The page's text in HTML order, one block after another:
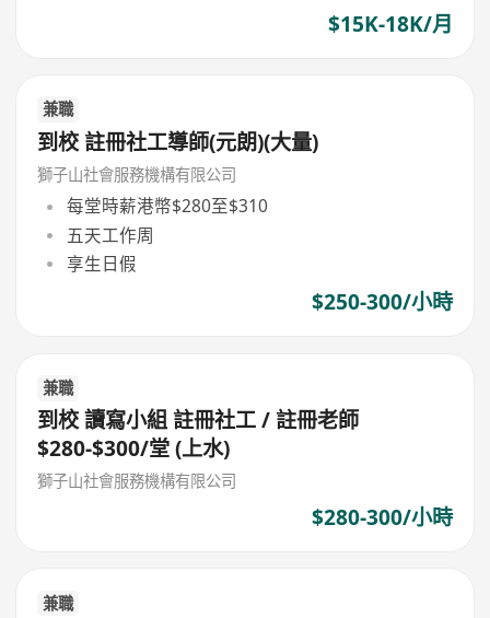
$15K-18K/月
兼職
到校 註冊社工導師(元朗)(大量)
獅子山社會服務機構有限公司
每堂時薪港幣$280至$310
五天工作周
享生日假
$250-300/小時
兼職
到校 讀寫小組 註冊社工 / 註冊老師
$280-$300/堂 (上水)
獅子山社會服務機構有限公司
$280-300/小時
兼職